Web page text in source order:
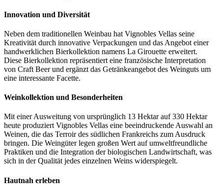
Innovation und Diversität
Neben dem traditionellen Weinbau hat Vignobles Vellas seine
Kreativität durch innovative Verpackungen und das Angebot einer
handwerklichen Bierkollektion namens La Girouette erweitert.
Diese Bierkollektion repräsentiert eine französische Interpretation
von Craft Beer und ergänzt das Getränkeangebot des Weinguts um
eine interessante Facette.
Weinkollektion und Besonderheiten
Mit einer Ausweitung von ursprünglich 13 Hektar auf 330 Hektar
heute produziert Vignobles Vellas eine beeindruckende Auswahl an
Weinen, die das Terroir des südlichen Frankreichs zum Ausdruck
bringen. Die Weingüter legen großen Wert auf umweltfreundliche
Praktiken und die Integration der biologischen Landwirtschaft, was
sich in der Qualität jedes einzelnen Weins widerspiegelt.
Hautnah erleben